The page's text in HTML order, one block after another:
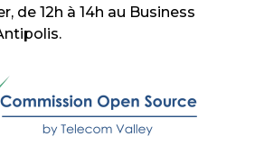
de 12h à 14h au Business